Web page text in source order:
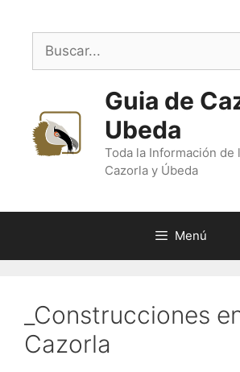
contenido
Buscar:
Guia de
Ubeda
Toda la Información de
Cazorla y Úbeda
Menú
_Construcciones
Cazorla